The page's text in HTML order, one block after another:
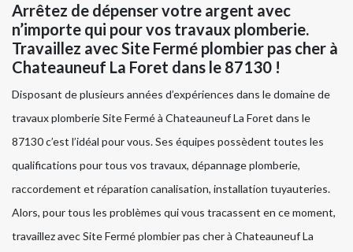
Arrêtez de dépenser votre argent avec
n’importe qui pour vos travaux plomberie.
Travaillez avec Site Fermé plombier pas cher à
Chateauneuf La Foret dans le 87130 !
Disposant de plusieurs années d’expériences dans le domaine de
travaux plomberie Site Fermé à Chateauneuf La Foret dans le
87130 c’est l’idéal pour vous. Ses équipes possèdent toutes les
qualifications pour tous vos travaux, dépannage plomberie,
raccordement et réparation canalisation, installation tuyauteries.
Alors, pour tous les problèmes qui vous tracassent en ce moment,
travaillez avec Site Fermé plombier pas cher à Chateauneuf La